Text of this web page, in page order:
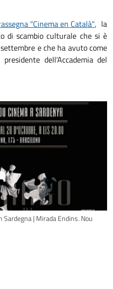
"Cinema en Català", la
di scambio culturale che si è
e che ha avuto come
dell'Accademia del
Sardegna | Mirada Endins. Nou